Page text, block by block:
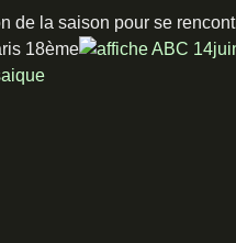
de la saison pour se
18ème